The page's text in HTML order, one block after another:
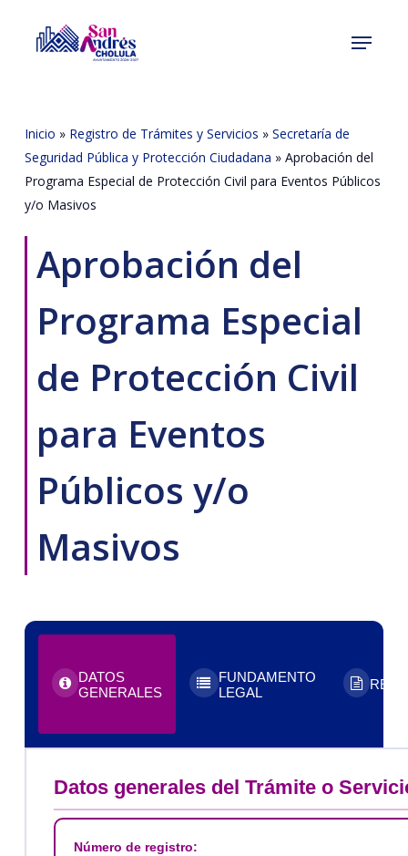
Menu
Inicio » Registro de Trámites y Servicios » Secretaría de
Seguridad Pública y Protección Ciudadana » Aprobación del
Programa Especial de Protección Civil para Eventos Públicos
y/o Masivos
Aprobación del
Programa Especial
de Protección Civil
para Eventos
Públicos y/o
Masivos
DATOS
GENERALES
FUNDAMENTO
LEGAL
Datos generales del Trámite o
Número de registro: